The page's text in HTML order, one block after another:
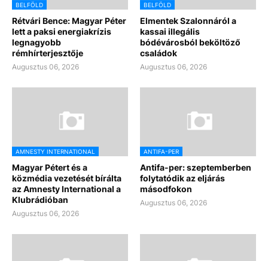
BELFÖLD
Rétvári Bence: Magyar Péter
lett a paksi energiakrízis
legnagyobb
rémhírterjesztője
Augusztus 06, 2026
BELFÖLD
Elmentek Szalonnáról a
kassai illegális
bódévárosból beköltöző
családok
Augusztus 06, 2026
AMNESTY INTERNATIONAL
Magyar Pétert és a
közmédia vezetését bírálta
az Amnesty International a
Klubrádióban
Augusztus 06, 2026
ANTIFA-PER
Antifa-per: szeptemberben
folytatódik az eljárás
másodfokon
Augusztus 06, 2026